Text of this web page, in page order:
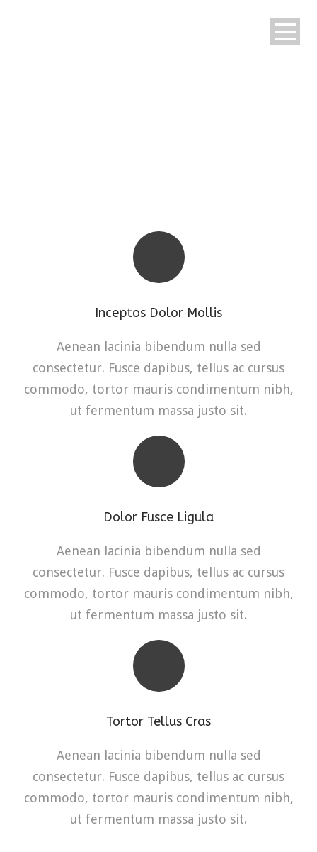
Inceptos Dolor Mollis
Aenean lacinia bibendum nulla sed
consectetur. Fusce dapibus, tellus ac cursus
commodo, tortor mauris condimentum nibh,
ut fermentum massa justo sit.
Dolor Fusce Ligula
Aenean lacinia bibendum nulla sed
consectetur. Fusce dapibus, tellus ac cursus
commodo, tortor mauris condimentum nibh,
ut fermentum massa justo sit.
Tortor Tellus Cras
Aenean lacinia bibendum nulla sed
consectetur. Fusce dapibus, tellus ac cursus
commodo, tortor mauris condimentum nibh,
ut fermentum massa justo sit.